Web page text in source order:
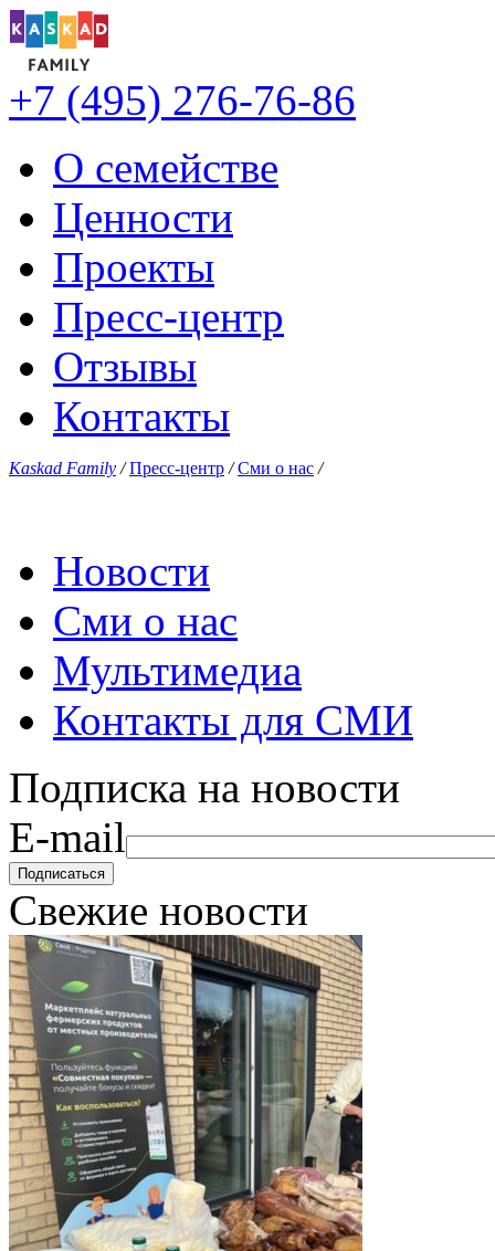
+7 (495) 276-76-86
О семействе
Ценности
Проекты
Пресс-центр
Отзывы
Контакты
Kaskad Family / Пресс-центр / Сми о нас /
Новости
Сми о нас
Мультимедиа
Контакты для СМИ
Подписка на новости
E-mail
Свежие новости